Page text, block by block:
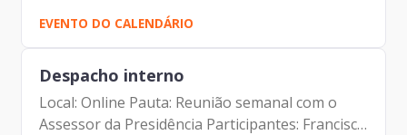
(Assessor da Presidência da Prodam) Francisco
de Padovan Forbes (Diretor- Presidente da
Prodam) Luís Felipe Vidal...
EVENTO DO CALENDÁRIO
Despacho interno
Local: Online Pauta: Reunião semanal com o
Assessor da Presidência Participantes: Francisco